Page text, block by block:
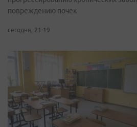
повреждению почек
сегодня, 21:19